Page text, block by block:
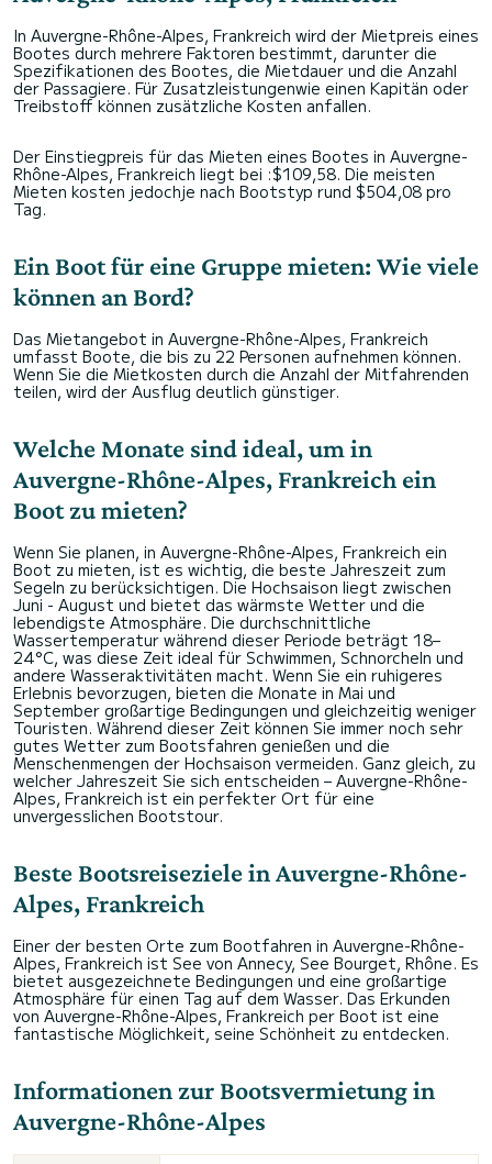
In Auvergne-Rhône-Alpes, Frankreich wird der Mietpreis eines
Bootes durch mehrere Faktoren bestimmt, darunter die
Spezifikationen des Bootes, die Mietdauer und die Anzahl
der Passagiere. Für Zusatzleistungenwie einen Kapitän oder
Treibstoff können zusätzliche Kosten anfallen.
Der Einstiegpreis für das Mieten eines Bootes in Auvergne-
Rhône-Alpes, Frankreich liegt bei :$109,58. Die meisten
Mieten kosten jedochje nach Bootstyp rund $504,08 pro
Tag.
Ein Boot für eine Gruppe mieten: Wie viele
können an Bord?
Das Mietangebot in Auvergne-Rhône-Alpes, Frankreich
umfasst Boote, die bis zu 22 Personen aufnehmen können.
Wenn Sie die Mietkosten durch die Anzahl der Mitfahrenden
teilen, wird der Ausflug deutlich günstiger.
Welche Monate sind ideal, um in
Auvergne-Rhône-Alpes, Frankreich ein
Boot zu mieten?
Wenn Sie planen, in Auvergne-Rhône-Alpes, Frankreich ein
Boot zu mieten, ist es wichtig, die beste Jahreszeit zum
Segeln zu berücksichtigen. Die Hochsaison liegt zwischen
Juni - August und bietet das wärmste Wetter und die
lebendigste Atmosphäre. Die durchschnittliche
Wassertemperatur während dieser Periode beträgt 18–
24°C, was diese Zeit ideal für Schwimmen, Schnorcheln und
andere Wasseraktivitäten macht. Wenn Sie ein ruhigeres
Erlebnis bevorzugen, bieten die Monate in Mai und
September großartige Bedingungen und gleichzeitig weniger
Touristen. Während dieser Zeit können Sie immer noch sehr
gutes Wetter zum Bootsfahren genießen und die
Menschenmengen der Hochsaison vermeiden. Ganz gleich, zu
welcher Jahreszeit Sie sich entscheiden – Auvergne-Rhône-
Alpes, Frankreich ist ein perfekter Ort für eine
unvergesslichen Bootstour.
Beste Bootsreiseziele in Auvergne-Rhône-
Alpes, Frankreich
Einer der besten Orte zum Bootfahren in Auvergne-Rhône-
Alpes, Frankreich ist See von Annecy, See Bourget, Rhône. Es
bietet ausgezeichnete Bedingungen und eine großartige
Atmosphäre für einen Tag auf dem Wasser. Das Erkunden
von Auvergne-Rhône-Alpes, Frankreich per Boot ist eine
fantastische Möglichkeit, seine Schönheit zu entdecken.
Informationen zur Bootsvermietung in
Auvergne-Rhône-Alpes